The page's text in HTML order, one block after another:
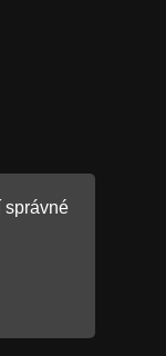
správné